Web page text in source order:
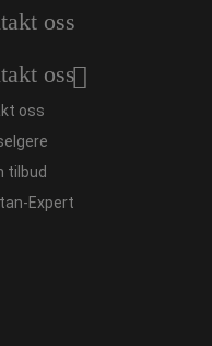
oss
oss
oss
tilbud
Expert